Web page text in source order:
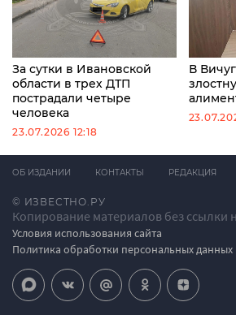
За сутки в Ивановской
области в трех ДТП
пострадали четыре
человека
23.07.2026 12:18
В
© ИЗВЕСТНО.РУ
Копирование материалов без ссылки
Условия использования сайта
Политика обработки персональных данных
ОБ ИЗДАНИИ КОНТАКТЫ РЕДАКЦИЯ